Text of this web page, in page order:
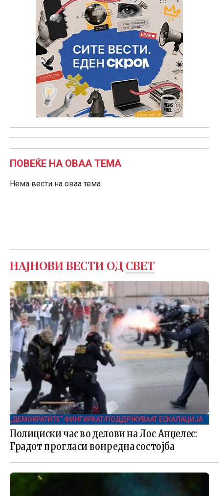
ПОВЕЌЕ НА ОВАА ТЕМА
Нема вести на оваа тема
НАЈНОВИ ВЕСТИ ОД СВЕТ
„ДЕМОКРАТИТЕ“ ФИНГИРААТ/ПОДДРЖУВААТ ЕСКАЛАЦИЈА
Полициски час во делови на Лос Анџелес:
Градот прогласи вонредна состојба